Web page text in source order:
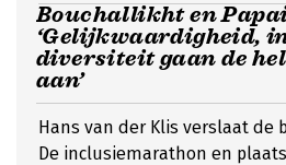
Bouchallikht en
‘Gelijkwaardigheid,
diversiteit gaan de
aan’
Hans van der Klis verslaat de
De inclusiemarathon en